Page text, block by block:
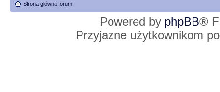
Strona główna forum
Powered by phpBB®
Przyjazne użytkownikom